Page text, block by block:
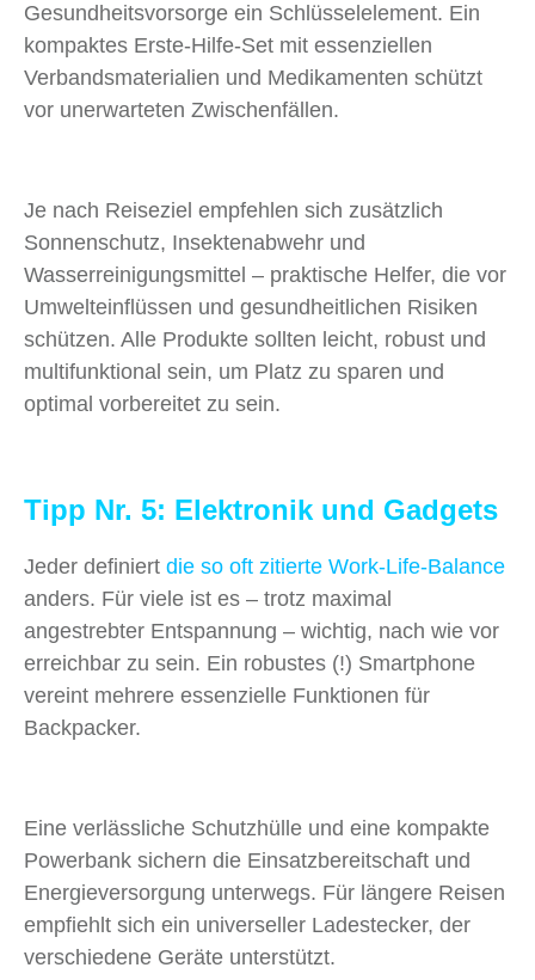
Gesundheitsvorsorge ein Schlüsselelement. Ein
kompaktes Erste-Hilfe-Set mit essenziellen
Verbandsmaterialien und Medikamenten schützt
vor unerwarteten Zwischenfällen.
Je nach Reiseziel empfehlen sich zusätzlich
Sonnenschutz, Insektenabwehr und
Wasserreinigungsmittel – praktische Helfer, die vor
Umwelteinflüssen und gesundheitlichen Risiken
schützen. Alle Produkte sollten leicht, robust und
multifunktional sein, um Platz zu sparen und
optimal vorbereitet zu sein.
Tipp Nr. 5: Elektronik und Gadgets
Jeder definiert die so oft zitierte Work-Life-Balance
anders. Für viele ist es – trotz maximal
angestrebter Entspannung – wichtig, nach wie vor
erreichbar zu sein. Ein robustes (!) Smartphone
vereint mehrere essenzielle Funktionen für
Backpacker.
Eine verlässliche Schutzhülle und eine kompakte
Powerbank sichern die Einsatzbereitschaft und
Energieversorgung unterwegs. Für längere Reisen
empfiehlt sich ein universeller Ladestecker, der
verschiedene Geräte unterstützt.